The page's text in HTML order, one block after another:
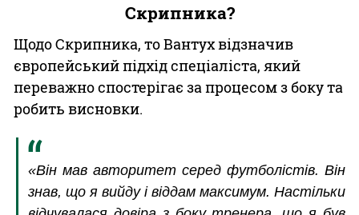
Скрипника?
Щодо Скрипника, то Вантух відзначив
європейський підхід спеціаліста, який
переважно спостерігає за процесом з боку та
робить висновки.
«Він мав авторитет серед футболістів. Він
знав, що я вийду і віддам максимум. Настільки